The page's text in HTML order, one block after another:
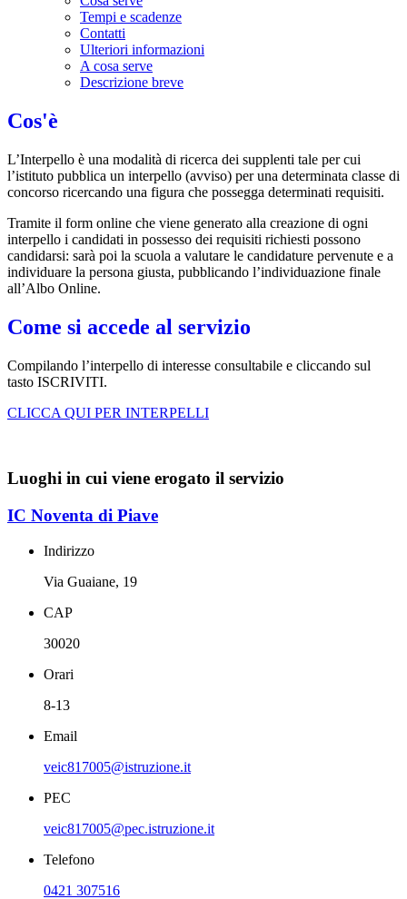
Tempi e scadenze
Contatti
Ulteriori informazioni
A cosa serve
Descrizione breve
Cos'è
L’Interpello è una modalità di ricerca dei supplenti tale per cui
l’istituto pubblica un interpello (avviso) per una determinata classe di
concorso ricercando una figura che possegga determinati requisiti.
Tramite il form online che viene generato alla creazione di ogni
interpello i candidati in possesso dei requisiti richiesti possono
candidarsi: sarà poi la scuola a valutare le candidature pervenute e a
individuare la persona giusta, pubblicando l’individuazione finale
all’Albo Online.
Come si accede al servizio
Compilando l’interpello di interesse consultabile e cliccando sul
tasto ISCRIVITI.
CLICCA QUI PER INTERPELLI
Luoghi in cui viene erogato il servizio
IC Noventa di Piave
Indirizzo
Via Guaiane, 19
CAP
30020
Orari
8-13
Email
veic817005@istruzione.it
PEC
veic817005@pec.istruzione.it
Telefono
0421 307516